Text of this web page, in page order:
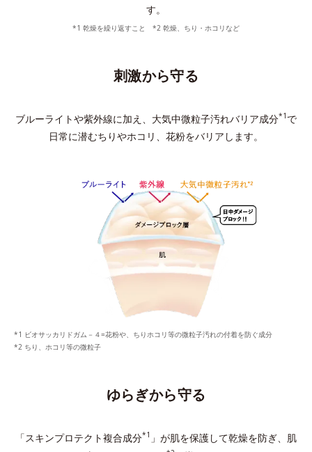
す。
*1 乾燥を繰り返すこと *2 乾燥、ちり・ホコリなど
刺激から守る
ブルーライトや紫外線に加え、大気中微粒子汚れバリア成分*1 で
日常に潜むちりやホコリ、花粉をバリアします。
ビオサッカリドガム－４=花粉や、ちりホコリ等の微粒子汚れの付着を防ぐ成分
ちり、ホコリ等の微粒子
ゆらぎから守る
「スキンプロテクト複合成分*1 」が肌を保護して乾燥を防ぎ、 肌